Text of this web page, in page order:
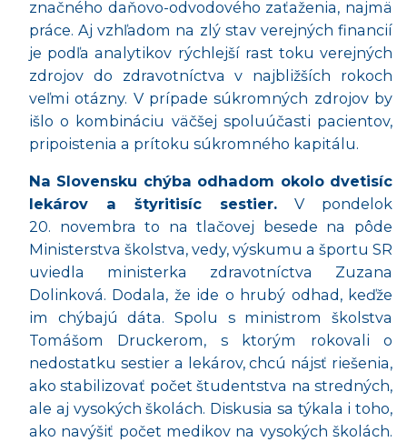
značného daňovo-odvodového zaťaženia, najmä
práce. Aj vzhľadom na zlý stav verejných financií
je podľa analytikov rýchlejší rast toku verejných
zdrojov do zdravotníctva v najbližších rokoch
veľmi otázny. V prípade súkromných zdrojov by
išlo o kombináciu väčšej spoluúčasti pacientov,
pripoistenia a prítoku súkromného kapitálu.
Na Slovensku chýba odhadom okolo dvetisíc
lekárov a štyritisíc sestier. V pondelok
20. novembra to na tlačovej besede na pôde
Ministerstva školstva, vedy, výskumu a športu SR
uviedla ministerka zdravotníctva Zuzana
Dolinková. Dodala, že ide o hrubý odhad, keďže
im chýbajú dáta. Spolu s ministrom školstva
Tomášom Druckerom, s ktorým rokovali o
nedostatku sestier a lekárov, chcú nájsť riešenia,
ako stabilizovať počet študentstva na stredných,
ale aj vysokých školách. Diskusia sa týkala i toho,
ako navýšiť počet medikov na vysokých školách.